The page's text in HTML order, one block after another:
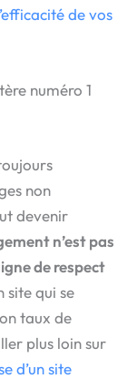
de vos
numéro 1
non
devenir
n’est pas
de respect
site qui se
taux de
plus loin sur
d’un site